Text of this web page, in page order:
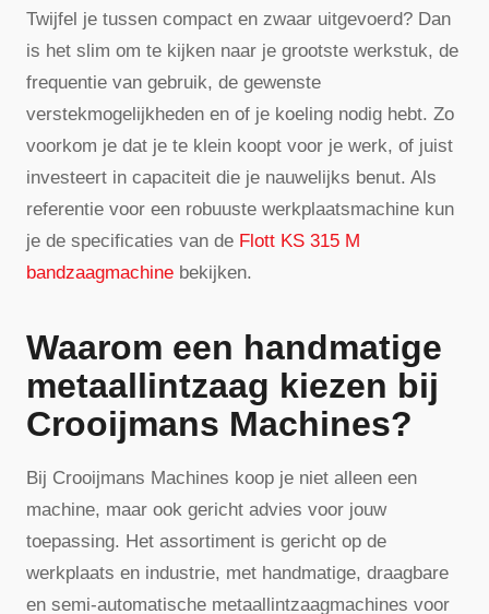
Twijfel je tussen compact en zwaar uitgevoerd? Dan
is het slim om te kijken naar je grootste werkstuk, de
frequentie van gebruik, de gewenste
verstekmogelijkheden en of je koeling nodig hebt. Zo
voorkom je dat je te klein koopt voor je werk, of juist
investeert in capaciteit die je nauwelijks benut. Als
referentie voor een robuuste werkplaatsmachine kun
je de specificaties van de Flott KS 315 M
bandzaagmachine bekijken.
Waarom een handmatige
metaallintzaag kiezen bij
Crooijmans Machines?
Bij Crooijmans Machines koop je niet alleen een
machine, maar ook gericht advies voor jouw
toepassing. Het assortiment is gericht op de
werkplaats en industrie, met handmatige, draagbare
en semi-automatische metaallintzaagmachines voor